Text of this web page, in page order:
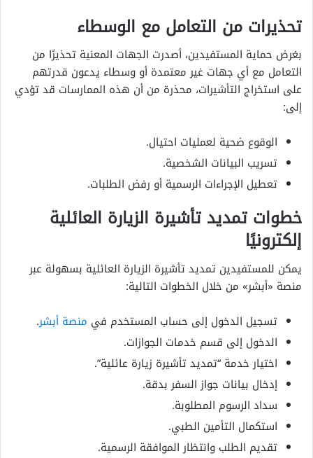
تحذيرات من التعامل مع الوسطاء
بغرض حماية المستفيدين، أصدرت الجهات المعنية تحذيرًا من
التعامل مع أي جهات غير معتمدة أو وسطاء يدعون قدرتهم
على استخراج التأشيرات، محذرة من أن هذه الممارسات قد تؤدي
إلى:
الوقوع ضحية لعمليات احتيال.
تسريب البيانات الشخصية.
تعطيل الإجراءات الرسمية أو رفض الطلبات.
خطوات تمديد تأشيرة الزيارة العائلية
إلكترونيًا
يمكن للمستفيدين تمديد تأشيرة الزيارة العائلية بسهولة عبر
منصة «أبشر» من خلال الخطوات التالية:
تسجيل الدخول إلى حساب المستخدم في منصة أبشر.
الدخول إلى قسم خدمات الجوازات.
اختيار خدمة “تمديد تأشيرة زيارة عائلية”.
إدخال بيانات جواز السفر بدقة.
سداد الرسوم المطلوبة.
استكمال التأمين الطبي.
تقديم الطلب وانتظار الموافقة الرسمية.